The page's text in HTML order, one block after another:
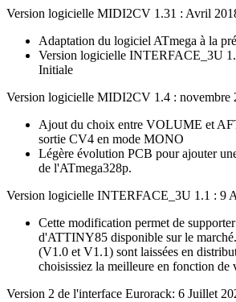
Version logicielle MIDI2CV 1.31 : Avril
Adaptation du logiciel ATmega à la
Version logicielle INTERFACE_3U
Initiale
Version logicielle MIDI2CV 1.4 : novembre
Ajout du choix entre VOLUME et
sortie CV4 en mode MONO
Légère évolution PCB pour ajouter
de l'ATmega328p.
Version logicielle INTERFACE_3U 1.1 : 9
Cette modification permet de
d'ATTINY85 disponible sur le
(V1.0 et V1.1) sont laissées en
choisissiez la meilleure en fonction de
Version 2 de l'interface Eurorack: 6 Juillet